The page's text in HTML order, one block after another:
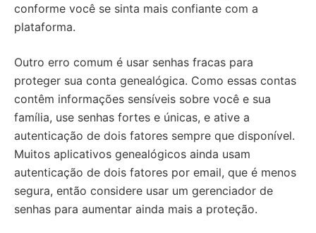
conforme você se sinta mais confiante com a
plataforma.
Outro erro comum é usar senhas fracas para
proteger sua conta genealógica. Como essas contas
contêm informações sensíveis sobre você e sua
família, use senhas fortes e únicas, e ative a
autenticação de dois fatores sempre que disponível.
Muitos aplicativos genealógicos ainda usam
autenticação de dois fatores por email, que é menos
segura, então considere usar um gerenciador de
senhas para aumentar ainda mais a proteção.